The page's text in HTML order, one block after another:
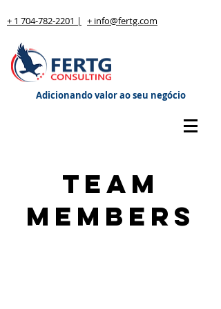
+ 1 704-782-2201 | + info@fertg.com
Adicionando valor ao seu negócio
Team
Members